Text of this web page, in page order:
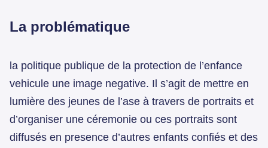
La problématique
la politique publique de la protection de l’enfance
vehicule une image negative. Il s’agit de mettre en
lumière des jeunes de l’ase à travers de portraits et
d’organiser une céremonie ou ces portraits sont
diffusés en presence d’autres enfants confiés et des